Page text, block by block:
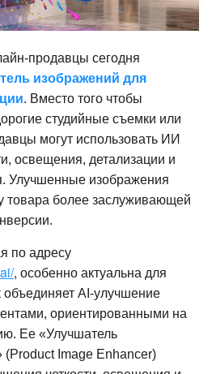
продавцы сегодня
изображений для
. Вместо того чтобы
студийные съемки или
могут использовать ИИ
освещения, детализации и
Улучшенные изображения
товара более заслуживающей
по адресу
, особенно актуальна для
объединяет AI-улучшение
ориентированными на
Ее «Улучшатель
(Product Image Enhancer)